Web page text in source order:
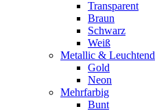
Transparent
Braun
Schwarz
Weiß
Metallic & Leuchtend
Gold
Neon
Mehrfarbig
Bunt